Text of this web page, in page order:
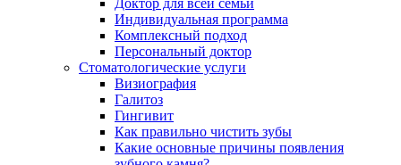
Доктор для всей семьи
Индивидуальная программа
Комплексный подход
Персональный доктор
Стоматологические услуги
Визиография
Галитоз
Гингивит
Как правильно чистить зубы
Какие основные причины появления